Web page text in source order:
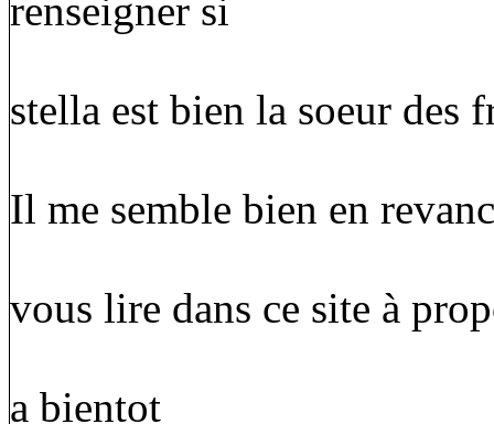
renseigner si
stella est bien la soeur des
Il me semble bien en
vous lire dans ce site à
a bientot